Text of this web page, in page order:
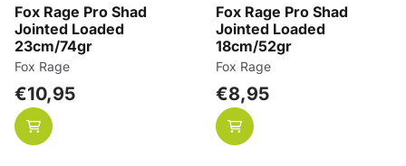
Fox Rage Pro Shad
Jointed Loaded
23cm/74gr
Merk:
Fox Rage
Prijs: 10,95
€10,95
Fox Rage Pro Shad
Jointed Loaded
18cm/52gr
Merk:
Fox Rage
Prijs: 8,95
€8,95